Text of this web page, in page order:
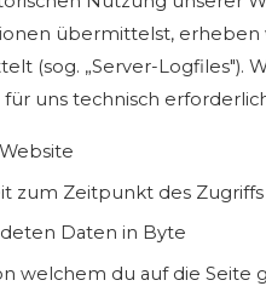
übermittelst, erheben
(sog. „Server-Logfiles").
uns technisch
zum Zeitpunkt des Zugriffs
Daten in Byte
welchem du auf die Seite